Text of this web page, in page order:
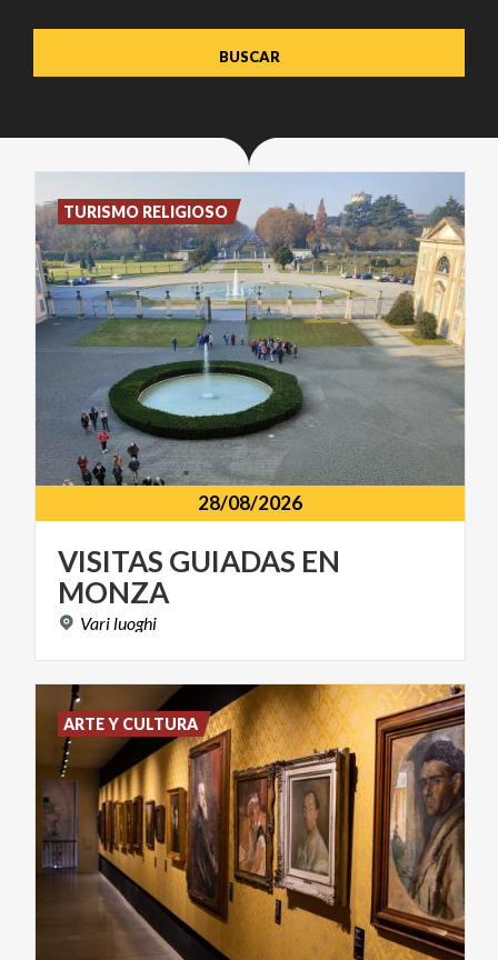
28/08/2026
VISITAS GUIADAS EN
MONZA
Variluoghi
TURISMO RELIGIOSO
ARTE Y CULTURA